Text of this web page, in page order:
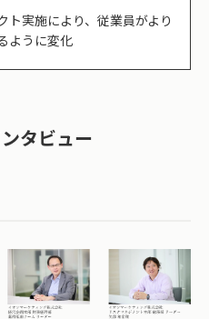
ト実施により、従業員がより
ように変化
タビュー